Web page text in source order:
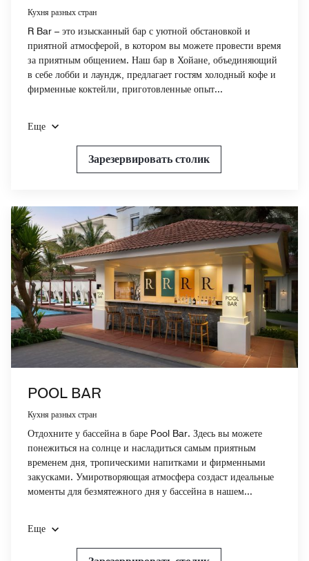
Кухня разных стран
R Bar – это изысканный бар с уютной обстановкой и
приятной атмосферой, в котором вы можете провести время
за приятным общением. Наш бар в Хойане, объединяющий
в себе лобби и лаундж, предлагает гостям холодный кофе и
фирменные коктейли, приготовленные опыт...
Еще
Зарезервировать столик
POOL BAR
Кухня разных стран
Отдохните у бассейна в баре Pool Bar. Здесь вы можете
понежиться на солнце и насладиться самым приятным
временем дня, тропическими напитками и фирменными
закусками. Умиротворяющая атмосфера создаст идеальные
моменты для безмятежного дня у бассейна в нашем...
Еще